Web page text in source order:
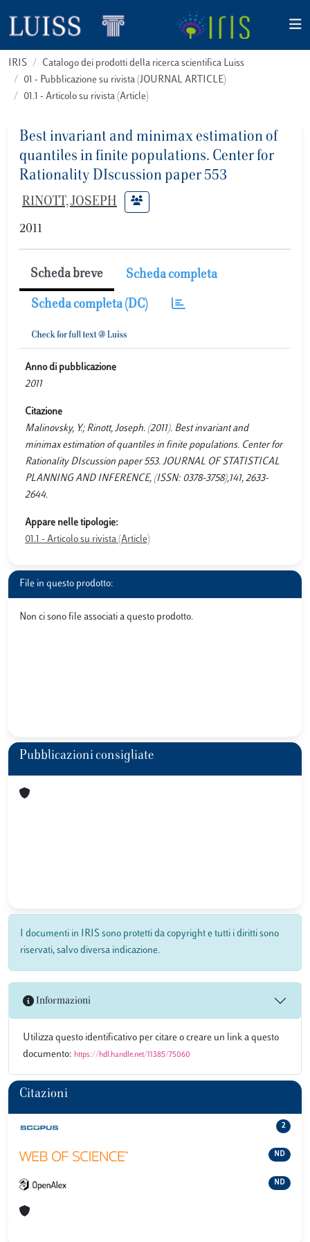
IRIS
Catalogo dei prodotti della ricerca scientifica Luiss
01 - Pubblicazione su rivista (JOURNAL ARTICLE)
01.1 - Articolo su rivista (Article)
Best invariant and minimax estimation of
quantiles in finite populations. Center for
Rationality DIscussion paper 553
RINOTT, JOSEPH
2011
Scheda breve Scheda completa
Scheda completa (DC)
Anno di pubblicazione
2011
Citazione
Malinovsky, Y.; Rinott, Joseph. (2011). Best invariant and
minimax estimation of quantiles in finite populations. Center for
Rationality DIscussion paper 553. JOURNAL OF STATISTICAL
PLANNING AND INFERENCE, (ISSN: 0378-3758),141, 2633-
2644.
Appare nelle tipologie:
01.1 - Articolo su rivista (Article)
File in questo prodotto:
Non ci sono file associati a questo prodotto.
Pubblicazioni consigliate
I documenti in IRIS sono protetti da copyright e tutti i diritti sono
riservati, salvo diversa indicazione.
Informazioni
Utilizza questo identificativo per citare o creare un link a questo
documento: https://hdl.handle.net/11385/75060
Citazioni
2
ND
ND